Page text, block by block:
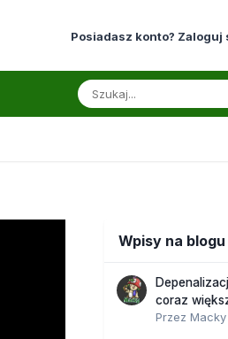
Posiadasz konto? Zaloguj
Wpisy na blogu
coraz
Przez Macky